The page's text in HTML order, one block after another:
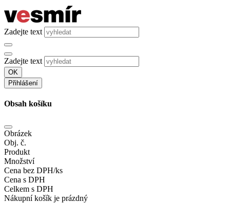
Zadejte text
Zadejte text
OK
Přihlášení
Obsah košíku
Obrázek
Obj. č.
Produkt
Množství
Cena bez DPH/ks
Cena s DPH
Celkem s DPH
Nákupní košík je prázdný